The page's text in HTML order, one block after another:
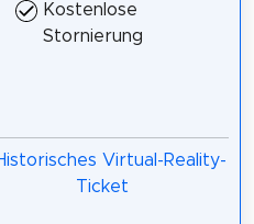
Kostenlose
Stornierung